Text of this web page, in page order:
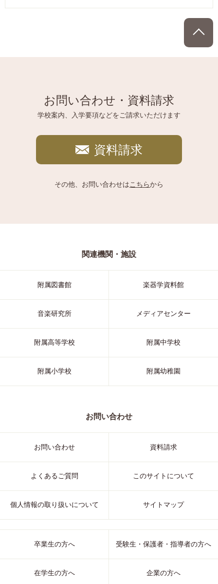
お問い合わせ・資料請求
学校案内、入学要項などをご請求いただけます
資料請求
その他、お問い合わせはこちらから
関連機関・施設
附属図書館 楽器学資料館
音楽研究所 メディアセンター
附属高等学校 附属中学校
附属小学校 附属幼稚園
お問い合わせ
お問い合わせ 資料請求
よくあるご質問 このサイトについて
個人情報の取り扱いについて サイトマップ
卒業生の方へ 受験生・保護者・指導者の方へ
在学生の方へ 企業の方へ